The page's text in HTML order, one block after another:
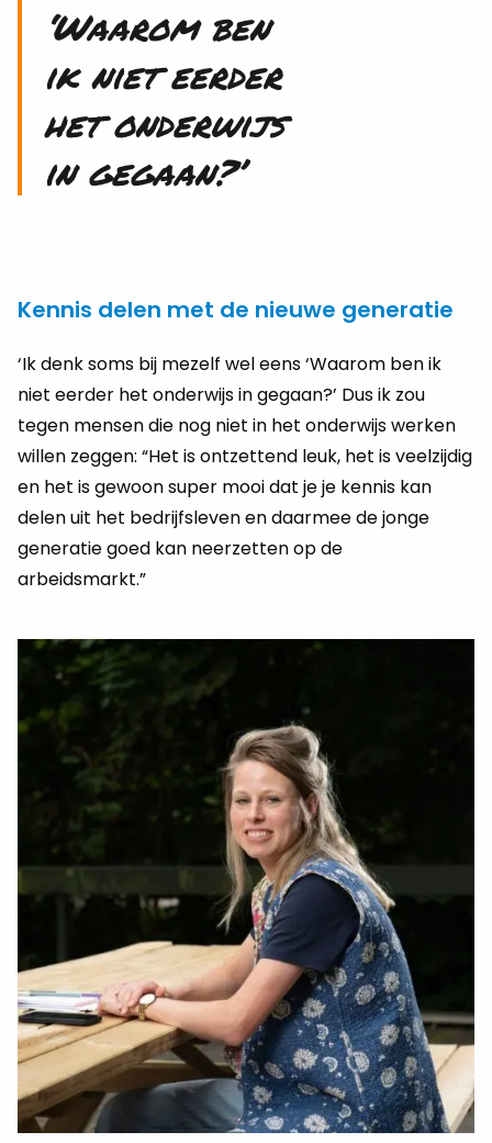
‘Waarom ben
ik niet eerder
het onderwijs
in gegaan?’
Kennis delen met de nieuwe generatie
‘Ik denk soms bij mezelf wel eens ‘Waarom ben ik
niet eerder het onderwijs in gegaan?’ Dus ik zou
tegen mensen die nog niet in het onderwijs werken
willen zeggen: “Het is ontzettend leuk, het is veelzijdig
en het is gewoon super mooi dat je je kennis kan
delen uit het bedrijfsleven en daarmee de jonge
generatie goed kan neerzetten op de
arbeidsmarkt.”